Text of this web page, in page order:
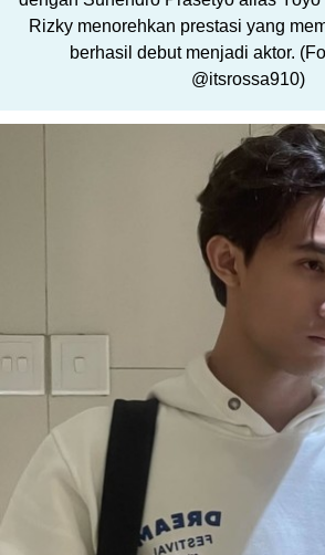
Rizky menorehkan prestasi yang
berhasil debut menjadi aktor.
@itsrossa910)